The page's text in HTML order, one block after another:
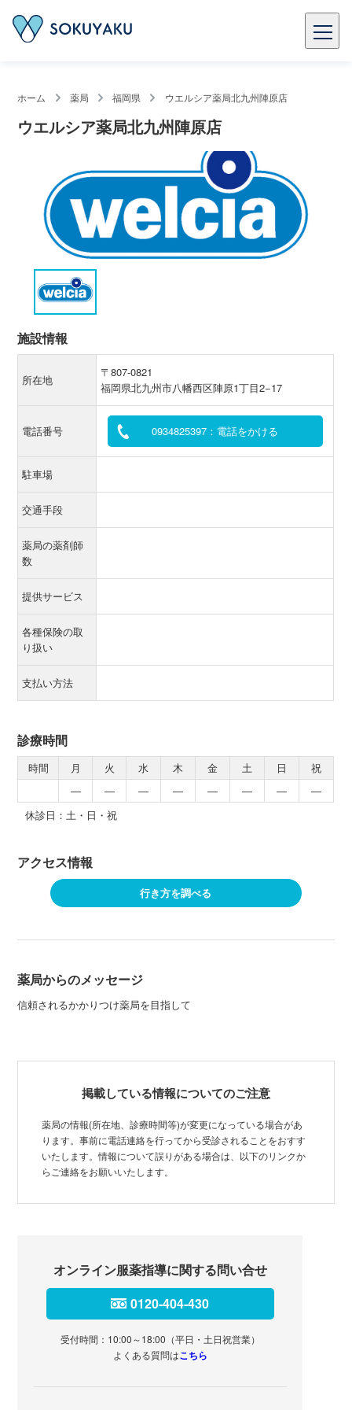
ホーム 薬局 福岡県 ウエルシア薬局北九州陣原店
ウエルシア薬局北九州陣原店
施設情報
所在地
〒807-0821
福岡県北九州市八幡西区陣原1丁目2−17
電話番号 0934825397：電話をかける
駐車場
交通手段
薬局の薬剤師
数
提供サービス
各種保険の取
り扱い
支払い方法
診療時間
時間 月 火 水 木 金 土 日
祝
―
― ― ― ― ― ―
―
休診日：土・日・祝
アクセス情報
行き方を調べる
薬局からのメッセージ
信頼されるかかりつけ薬局を目指して
掲載している情報についてのご注意
薬局の情報(所在地、診療時間等)が変更になっている場合があ
ります。事前に電話連絡を行ってから受診されることをおすす
いたします。情報について誤りがある場合は、以下のリンクか
らご連絡をお願いいたします。
オンライン服薬指導に関する問い合せ
0120-404-430
受付時間：10:00～18:00（平日・土日祝営業）
よくある質問はこちら